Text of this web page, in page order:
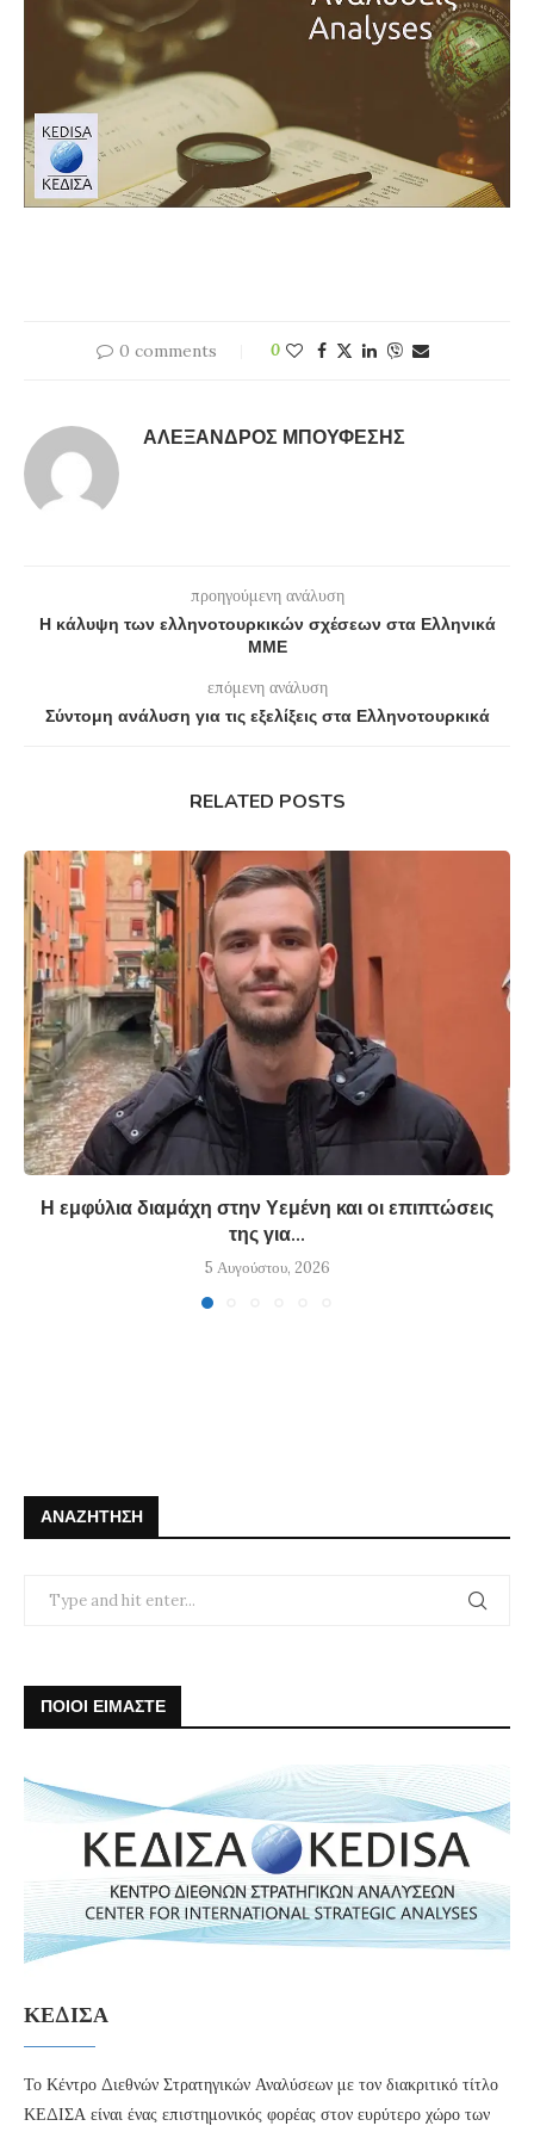
0 comments 0
ΑΛΈΞΑΝΔΡΟΣ ΜΠΟΎΦΕΣΗΣ
προηγούμενη ανάλυση
Η κάλυψη των ελληνοτουρκικών σχέσεων στα Ελληνικά
ΜΜΕ
επόμενη ανάλυση
Σύντομη ανάλυση για τις εξελίξεις στα Ελληνοτουρκικά
RELATED POSTS
Η εμφύλια διαμάχη στην Υεμένη και οι επιπτώσεις
της για...
5 Αυγούστου, 2026
ΑΝΑΖΉΤΗΣΗ
ΠΟΙΟΙ ΕΙΜΑΣΤΕ
ΚΕΔΙΣΑ
Το Κέντρο Διεθνών Στρατηγικών Αναλύσεων με τον διακριτικό τίτλο
ΚΕΔΙΣΑ είναι ένας επιστημονικός φορέας στον ευρύτερο χώρο των